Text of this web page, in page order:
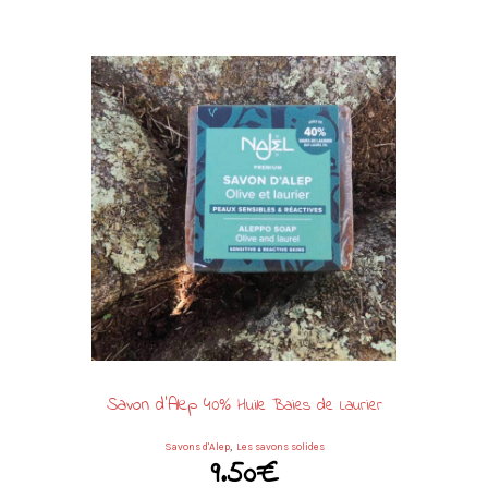
Savon d’Alep 40% Huile Baies de Laurier
185g
Savons d'Alep, Les savons solides
9.50€